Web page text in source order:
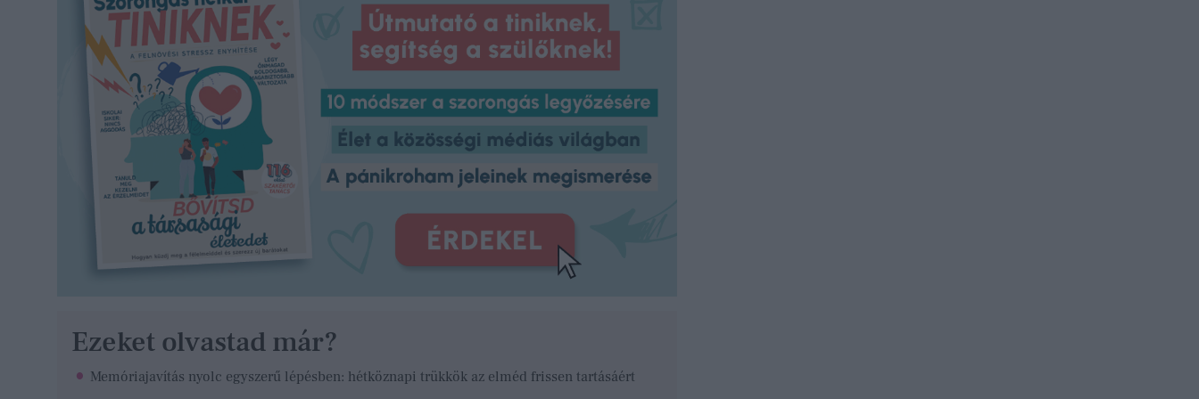
Ezeket olvastad már?
Memóriajavítás nyolc egyszerű lépésben: hétköznapi trükkök az elméd frissen tartásáért